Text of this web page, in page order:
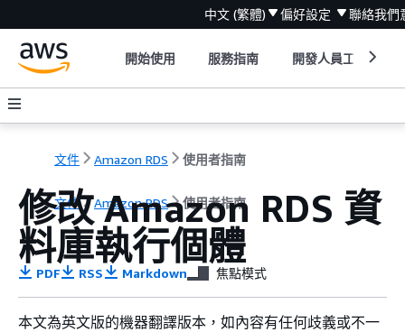
中文 (繁體) 偏好設定 聯絡我們
開始使用 服務指南 開發人員工具
文件 Amazon RDS 使用者指南
文件 Amazon RDS 使用者指南
修改 Amazon RDS 資
料庫執行個體
PDF RSS Markdown 焦點模式
本文為英文版的機器翻譯版本，如內容有任何歧義或不一